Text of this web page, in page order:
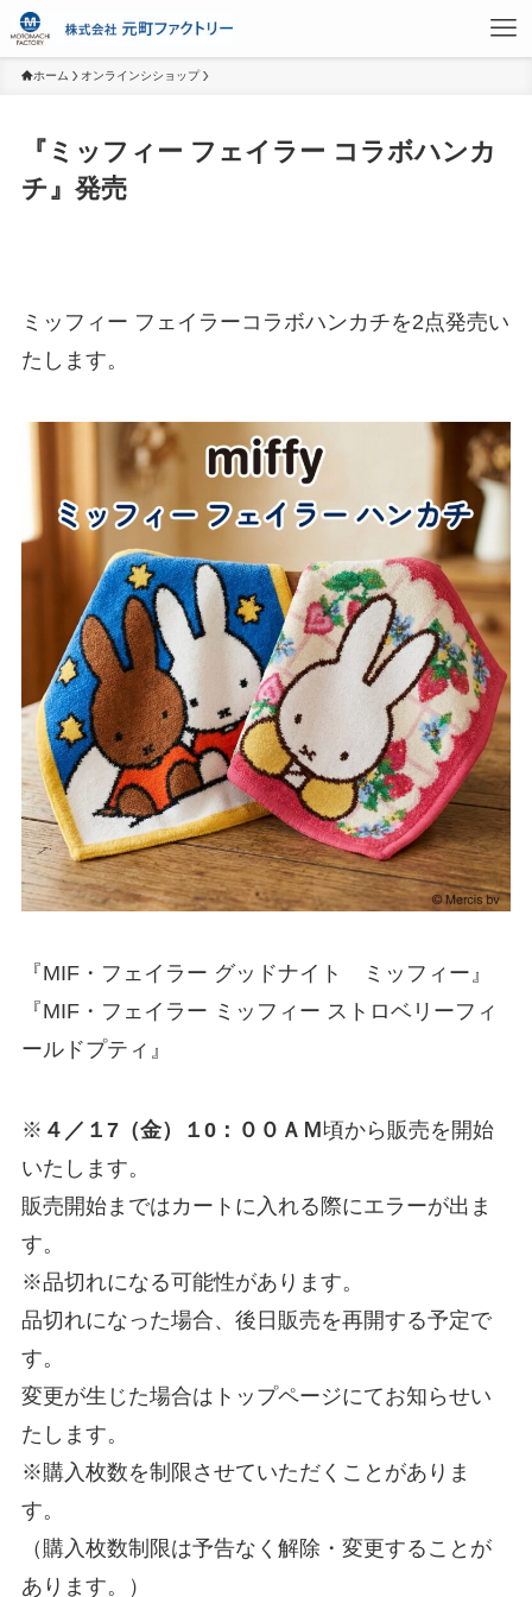
ホーム オンラインシショップ
『ミッフィー フェイラー コラボハンカ
チ』発売
ミッフィー フェイラーコラボハンカチを2点発売い
たします。
『MIF・フェイラー グッドナイト ミッフィー』
『MIF・フェイラー ミッフィー ストロベリーフィ
ールドプティ』
※ ４／１7（金）１0：００ＡＭ頃から販売を開始
いたします。
販売開始まではカートに入れる際にエラーが出ま
す。
※品切れになる可能性があります。
品切れになった場合、後日販売を再開する予定で
す。
変更が生じた場合はトップページにてお知らせい
たします。
※購入枚数を制限させていただくことがありま
す。
（購入枚数制限は予告なく解除・変更することが
あります。）